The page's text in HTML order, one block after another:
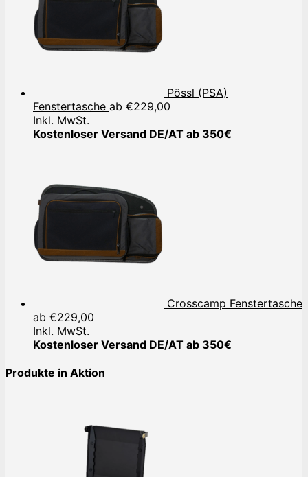
Pössl (PSA)
Fenstertasche ab €229,00
Inkl. MwSt.
Kostenloser Versand DE/AT ab 350€
Crosscamp Fenstertasche
ab €229,00
Inkl. MwSt.
Kostenloser Versand DE/AT ab 350€
Produkte in Aktion